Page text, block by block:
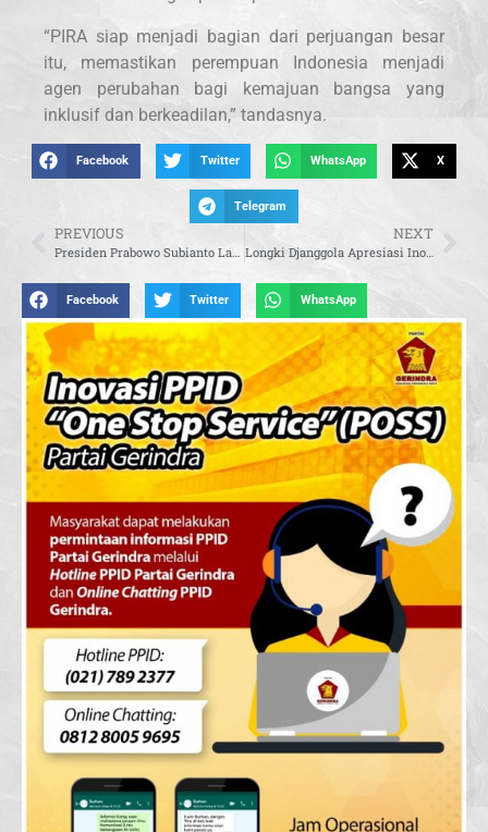
“PIRA siap menjadi bagian dari perjuangan besar
itu, memastikan perempuan Indonesia menjadi
agen perubahan bagi kemajuan bangsa yang
inklusif dan berkeadilan,” tandasnya.
Facebook Twitter WhatsApp X
Telegram
PREVIOUS
Presiden Prabowo Subianto Lantik Sepuluh Duta Besar dan Satu Wakil Duta Besar RI
NEXT
Longki Djanggola Apresiasi Inovasi Layanan Digital ATR/BPN Morowali Utara
Facebook Twitter WhatsApp